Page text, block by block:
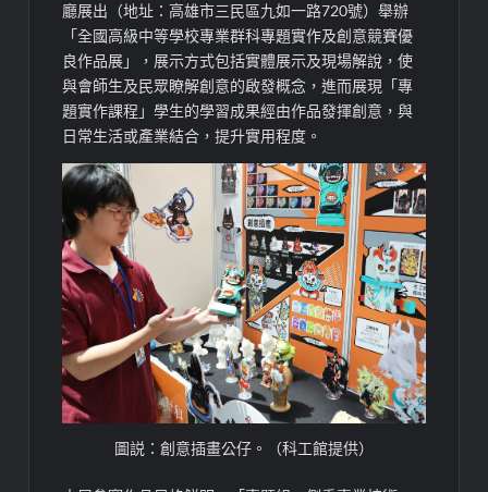
廳展出 （地址：高雄市三民區九如一路720號）舉辦
「全國高級中等學校專業群科專題實作及創意競賽優
良作品展」，展示方式包括實體展示及現場解說 ，使
與會師生及民眾瞭解創意的啟發概念，進而展現 「專
題實作課程 」學生的學習成果經由作品發揮創意，與
日常生活或產業結合，提升實用程度。
圖説：創意插畫公仔。（科工館提供）